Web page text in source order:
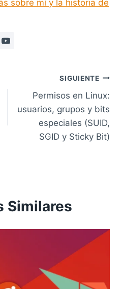
sobre mí y la historia de
SIGUIENTE
Permisos en Linux:
usuarios, grupos y bits
especiales (SUID,
SGID y Sticky Bit)
Similares